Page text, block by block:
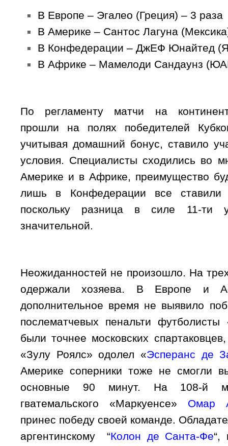
В Европе – Эгалео (Греция) – 3 раза
В Америке – Сантос Лагуна
В Конфедерации – ДжЕФ Юнайтед
В Африке – Мамелоди Сандаунз
По регламенту матчи на
прошли на полях победителей
учитывая домашний бонус, ставило
условия. Специалисты сходились во
Америке и в Африке, преимущество
лишь в Конфедерации все
поскольку разница в силе 11-ти
значительной.
Неожиданностей не произошло. На
одержали хозяева. В Европе и
дополнительное время не выявило
послематчевых пенальти
были точнее московских
«Зулу Роялс» одолел «Эсперанс де
Америке соперники тоже не смогли
основные 90 минут. На 108-й
гватемальского «Маркуенсе» Омар
принес победу своей команде.
аргентинскому “Колон де Санта-Фе“,